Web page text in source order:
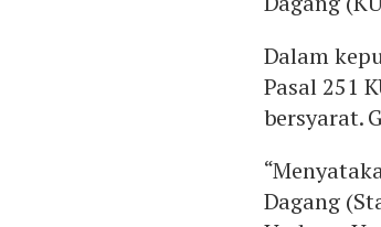
Dalam
Pasal 251
bersyarat.
Dagang